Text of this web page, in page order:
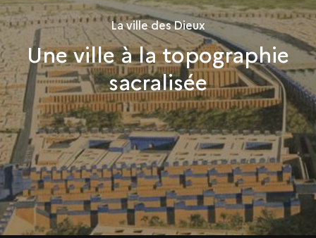
LA
COLLECTION
La ville des Dieux
Une ville à la topographie
sacralisée